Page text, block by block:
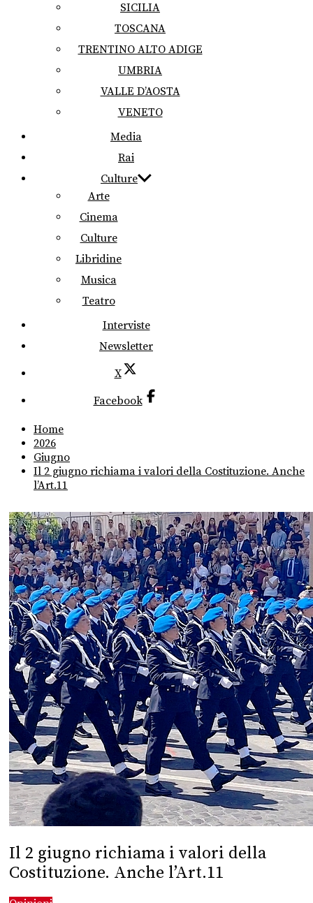
SICILIA
TOSCANA
TRENTINO ALTO ADIGE
UMBRIA
VALLE D’AOSTA
VENETO
Media
Rai
Culture
Arte
Cinema
Culture
Libridine
Musica
Teatro
Interviste
Newsletter
X
Facebook
Home
2026
Giugno
Il 2 giugno richiama i valori della Costituzione. Anche
l’Art.11
Il 2 giugno richiama i valori della
Costituzione. Anche l’Art.11